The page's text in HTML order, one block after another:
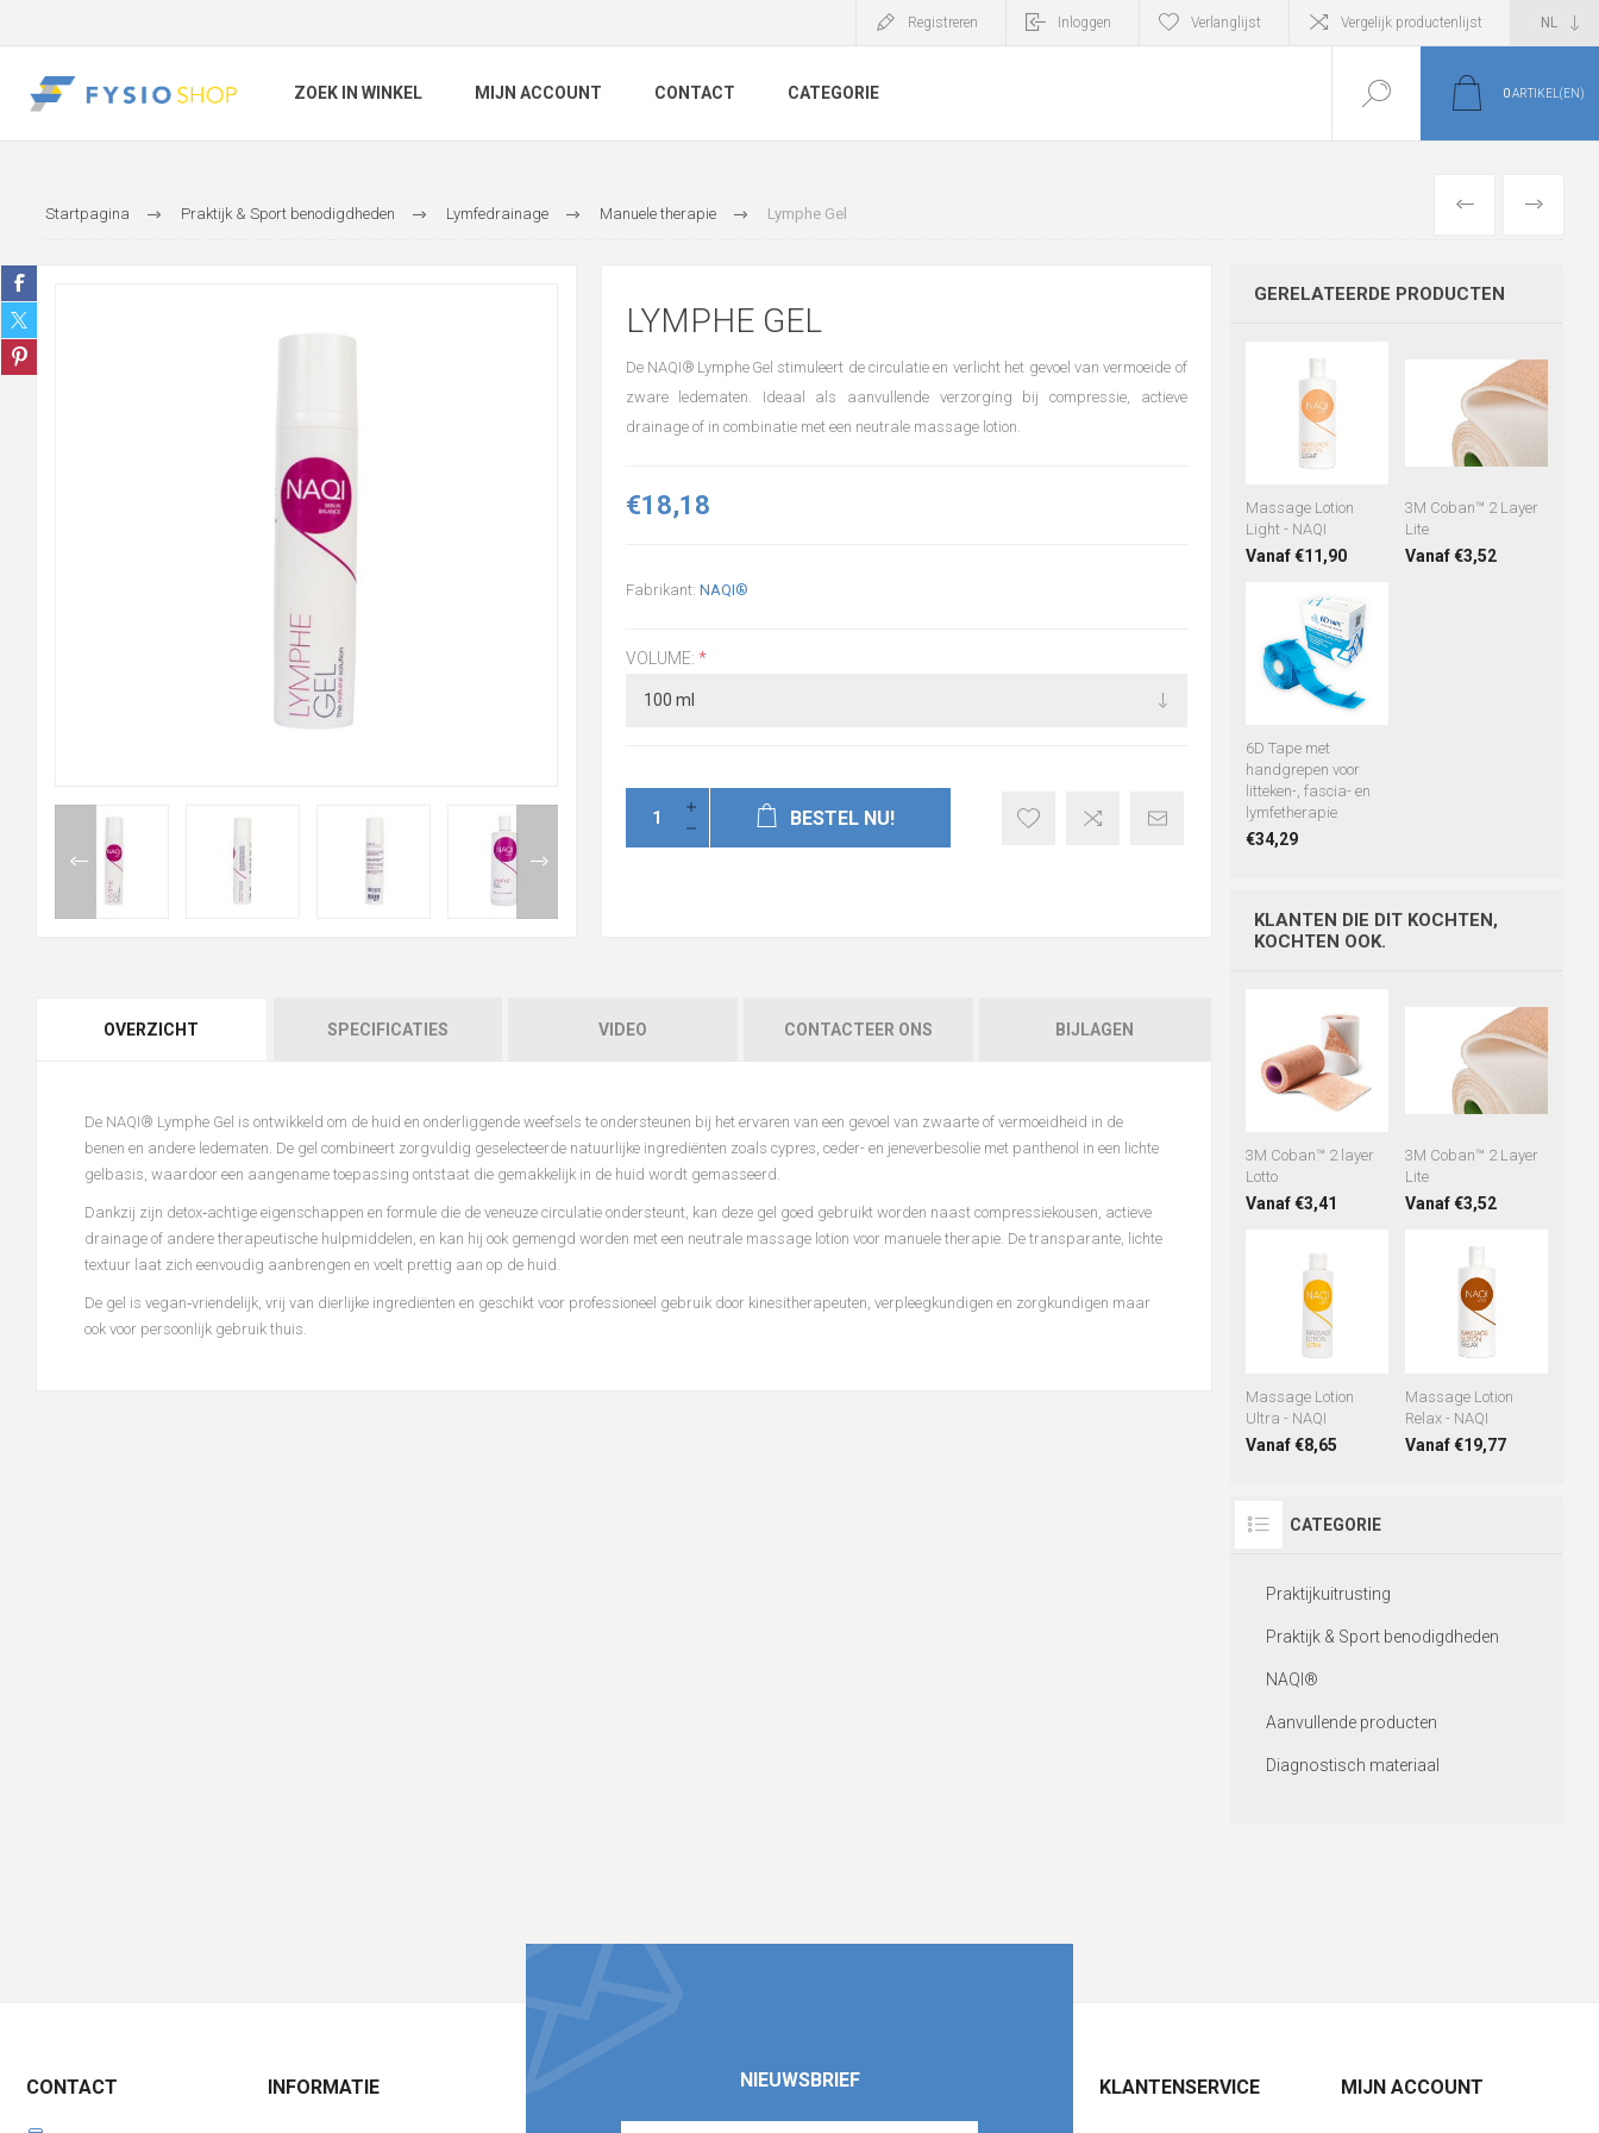
Registreren Inloggen Verlanglijst Vergelijk productenlijst
ZOEK IN WINKEL MIJN ACCOUNT CONTACT CATEGORIE 0ARTIKEL(EN)
Startpagina Praktijk & Sport benodigdheden Lymfedrainage Manuele therapie Lymphe Gel VORIGE
LYMPHE GEL
De NAQI® Lymphe Gel stimuleert de circulatie en verlicht het gevoel van vermoeide of
zware ledematen. Ideaal als aanvullende verzorging bij compressie, actieve
drainage of in combinatie met een neutrale massage lotion.
€18,18
Fabrikant: NAQI®
VOLUME: *
BESTEL NU!
OVERZICHT SPECIFICATIES VIDEO CONTACTEER ONS BIJLAGEN
De NAQI® Lymphe Gel is ontwikkeld om de huid en onderliggende weefsels te ondersteunen bij het ervaren van een gevoel van zwaarte of vermoeidheid in de
benen en andere ledematen. De gel combineert zorgvuldig geselecteerde natuurlijke ingrediënten zoals cypres, ceder- en jeneverbesolie met panthenol in een lichte
gelbasis, waardoor een aangename toepassing ontstaat die gemakkelijk in de huid wordt gemasseerd.
Dankzij zijn detox‑achtige eigenschappen en formule die de veneuze circulatie ondersteunt, kan deze gel goed gebruikt worden naast compressiekousen, actieve
drainage of andere therapeutische hulpmiddelen, en kan hij ook gemengd worden met een neutrale massage lotion voor manuele therapie. De transparante, lichte
textuur laat zich eenvoudig aanbrengen en voelt prettig aan op de huid.
De gel is vegan‑vriendelijk, vrij van dierlijke ingrediënten en geschikt voor professioneel gebruik door kinesitherapeuten, verpleegkundigen en zorgkundigen maar
ook voor persoonlijk gebruik thuis.
GERELATEERDE PRODUCTEN
Massage Lotion
Light - NAQI
Vanaf €11,90
3M Coban™ 2 Layer
Lite
Vanaf €3,52
6D Tape met
handgrepen voor
litteken-, fascia- en
lymfetherapie
€34,29
KLANTEN DIE DIT KOCHTEN,
KOCHTEN OOK.
3M Coban™ 2 layer
Lotto
Vanaf €3,41
3M Coban™ 2 Layer
Lite
Vanaf €3,52
Massage Lotion
Ultra - NAQI
Vanaf €8,65
Massage Lotion
Relax - NAQI
Vanaf €19,77
CATEGORIE
Praktijkuitrusting
Praktijk & Sport benodigdheden
NAQI®
Aanvullende producten
Diagnostisch materiaal
NIEUWSBRIEF
CONTACT INFORMATIE KLANTENSERVICE MIJN ACCOUNT